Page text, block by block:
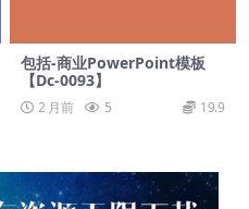
包括-商业PowerPoint模板
【Dc-0093】
2 月前 5 19.9